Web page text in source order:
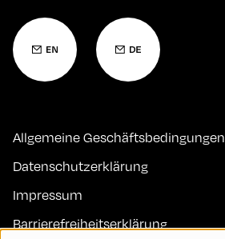
Allgemeine Geschäftsbedingungen
Datenschutzerklärung
Impressum
Barrierefreiheitserklärung